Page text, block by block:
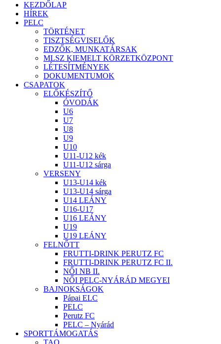
KEZDŐLAP
HÍREK
PELC
TÖRTÉNET
TISZTSÉGVISELŐK
EDZŐK, MUNKATÁRSAK
MLSZ KIEMELT KÖRZETKÖZPONT
LÉTESÍTMÉNYEK
DOKUMENTUMOK
CSAPATOK
ELŐKÉSZÍTŐ
ÓVODÁK
U6
U7
U8
U9
U10
U11-U12 kék
U11-U12 sárga
VERSENY
U13-U14 kék
U13-U14 sárga
U14 LEÁNY
U16-U17
U16 LEÁNY
U19
U19 LEÁNY
FELNŐTT
FRUTTI-DRINK PERUTZ FC
FRUTTI-DRINK PERUTZ FC II.
NŐI NB II.
NŐI PELC-NYÁRÁD MEGYEI
BAJNOKSÁGOK
Pápai ELC
PELC
Perutz FC
PELC – Nyárád
SPORTTÁMOGATÁS
TAO